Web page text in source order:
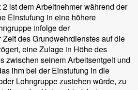
ist dem Arbeitnehmer während der
Einstufung in eine höhere
infolge der
des Grundwehrdienstes auf die
eine Zulage in Höhe des
zwischen seinem Arbeitsentgelt und
ihm bei der Einstufung in die
Lohngruppe zustehen würde, zu